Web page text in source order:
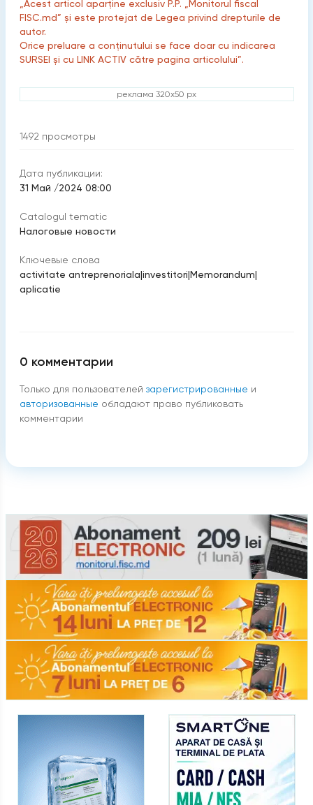
„Acest articol aparține exclusiv P.P. „Monitorul fiscal
FISC.md” și este protejat de Legea privind drepturile de
autor.
Orice preluare a conținutului se face doar cu indicarea
SURSEI și cu LINK ACTIV către pagina articolului”.
реклама 320x50 px
1492 просмотры
Дата публикации:
31 Май /2024 08:00
Catalogul tematic
Налоговые новости
Ключевые слова
activitate antreprenoriala|investitori|Memorandum|
aplicatie
0 комментарии
Только для пользователей зарегистрированные и
авторизованные обладают право публиковать
комментарии